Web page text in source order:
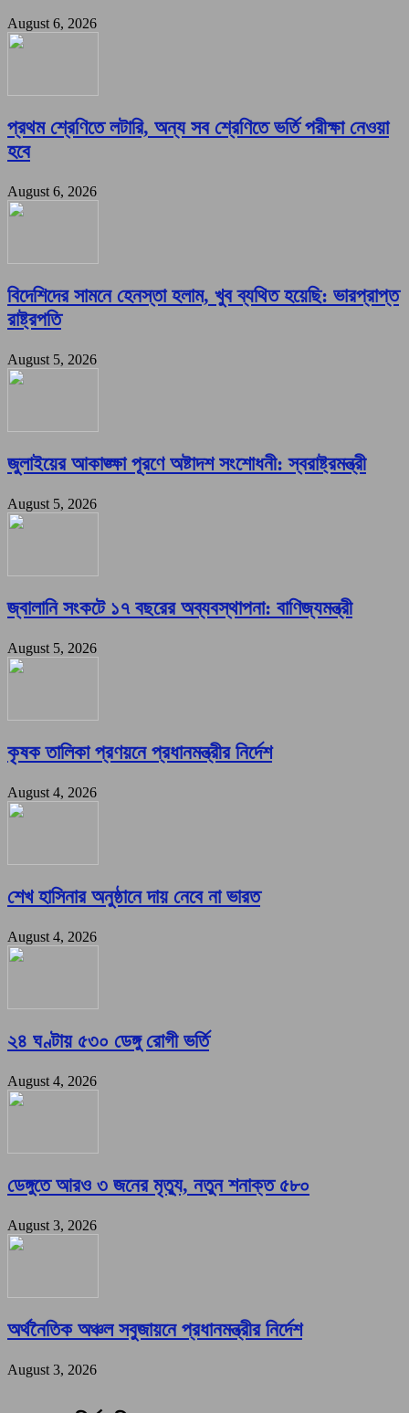
August 6, 2026
প্রথম শ্রেণিতে লটারি, অন্য সব শ্রেণিতে ভর্তি পরীক্ষা নেওয়া
হবে
August 6, 2026
বিদেশিদের সামনে হেনস্তা হলাম, খুব ব্যথিত হয়েছি: ভারপ্রাপ্ত
রাষ্ট্রপতি
August 5, 2026
জুলাইয়ের আকাঙ্ক্ষা পূরণে অষ্টাদশ সংশোধনী: স্বরাষ্ট্রমন্ত্রী
August 5, 2026
জ্বালানি সংকটে ১৭ বছরের অব্যবস্থাপনা: বাণিজ্যমন্ত্রী
August 5, 2026
কৃষক তালিকা প্রণয়নে প্রধানমন্ত্রীর নির্দেশ
August 4, 2026
শেখ হাসিনার অনুষ্ঠানে দায় নেবে না ভারত
August 4, 2026
২৪ ঘণ্টায় ৫৩০ ডেঙ্গু রোগী ভর্তি
August 4, 2026
ডেঙ্গুতে আরও ৩ জনের মৃত্যু, নতুন শনাক্ত ৫৮০
August 3, 2026
অর্থনৈতিক অঞ্চল সবুজায়নে প্রধানমন্ত্রীর নির্দেশ
August 3, 2026